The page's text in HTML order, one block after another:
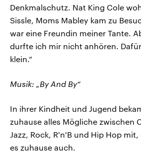
Denkmalschutz. Nat King Cole
Sissle, Moms Mabley kam zu
war eine Freundin meiner Tante.
durfte ich mir nicht anhören.
klein.“
Musik: „By And By“
In ihrer Kindheit und Jugend
zuhause alles Mögliche zwischen
Jazz, Rock, R'n'B und Hip Hop
es zuhause auch.